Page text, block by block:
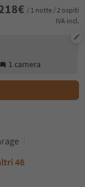
€ / 1 notte / 2 ospiti
IVA incl.
1 camera
46